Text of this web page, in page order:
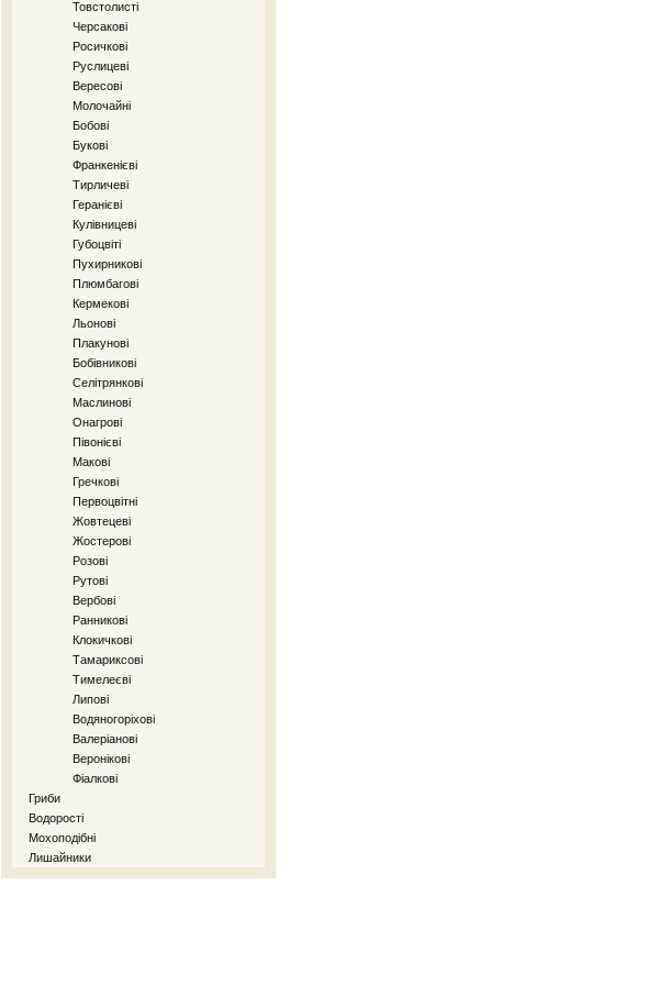
Товстолисті
Черсакові
Росичкові
Руслицеві
Вересові
Молочайні
Бобові
Букові
Франкенієві
Тирличеві
Геранієві
Кулівницеві
Губоцвіті
Пухирникові
Плюмбагові
Кермекові
Льонові
Плакунові
Бобівникові
Селітрянкові
Маслинові
Онагрові
Півонієві
Макові
Гречкові
Первоцвітні
Жовтецеві
Жостерові
Розові
Рутові
Вербові
Ранникові
Клокичкові
Тамариксові
Тимелеєві
Липові
Водяногоріхові
Валеріанові
Веронікові
Фіалкові
Гриби
Водорості
Мохоподібні
Лишайники